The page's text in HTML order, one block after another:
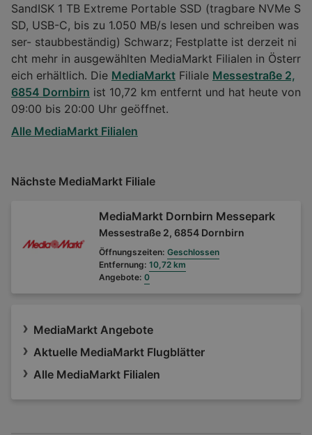
SandISK 1 TB Extreme Portable SSD (tragbare NVMe S
SD, USB-C, bis zu 1.050 MB/s lesen und schreiben was
ser- staubbeständig) Schwarz; Festplatte ist derzeit ni
cht mehr in ausgewählten MediaMarkt Filialen in Österr
eich erhältlich. Die MediaMarkt Filiale Messestraße 2,
6854 Dornbirn ist 10,72 km entfernt und hat heute von
09:00 bis 20:00 Uhr geöffnet.
Alle MediaMarkt Filialen
Nächste MediaMarkt Filiale
MediaMarkt Dornbirn Messepark
Messestraße 2, 6854 Dornbirn
Öffnungszeiten: Geschlossen
Entfernung: 10,72 km
Angebote: 0
MediaMarkt Angebote
Aktuelle MediaMarkt Flugblätter
Alle MediaMarkt Filialen